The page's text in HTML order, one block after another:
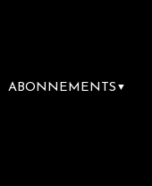
ABONNEMENTS ▼